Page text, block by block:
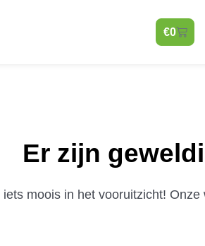
€0
Er zijn
iets moois in het vooruitzicht!